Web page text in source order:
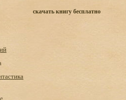
скачать книгу бесплатно